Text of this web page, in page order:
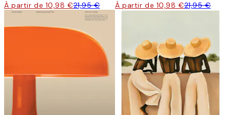
À partir de 10,98 €21,95 € À partir de 10,98 €21,95 €